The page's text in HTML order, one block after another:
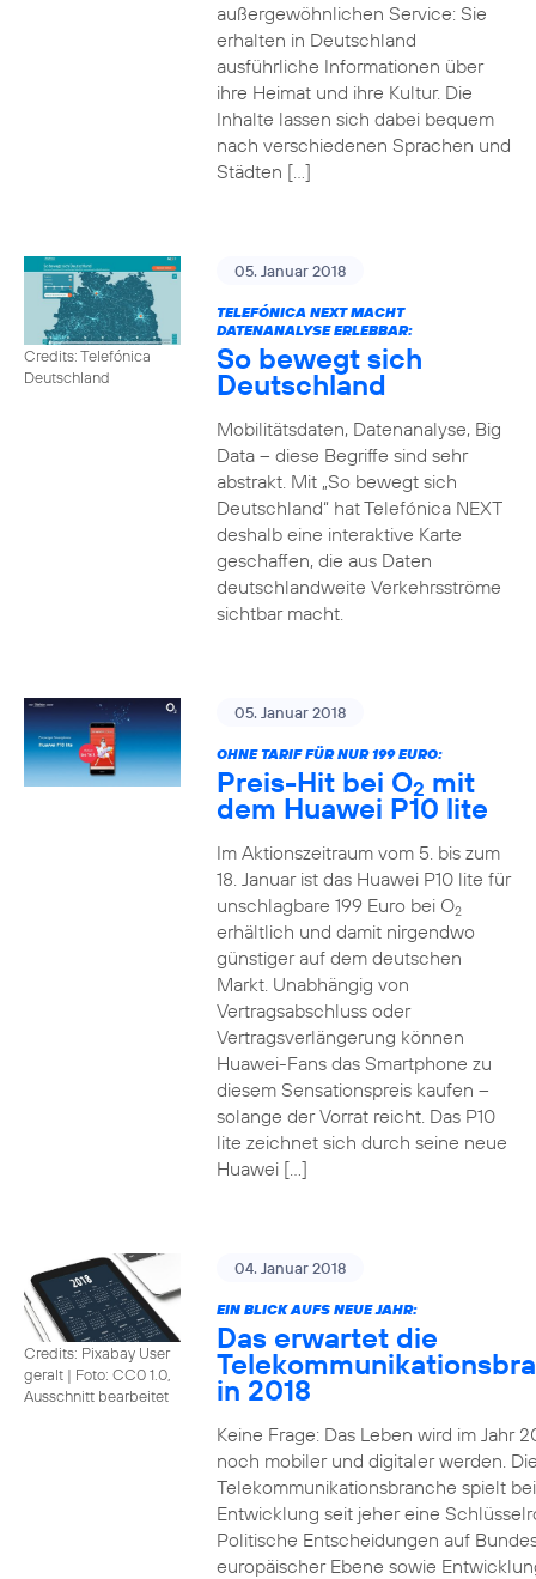
außergewöhnlichen Service: Sie
erhalten in Deutschland
ausführliche Informationen über
ihre Heimat und ihre Kultur. Die
Inhalte lassen sich dabei bequem
nach verschiedenen Sprachen und
Städten […]
Credits: Telefónica
Deutschland
05. Januar 2018
TELEFÓNICA NEXT MACHT
DATENANALYSE ERLEBBAR:
So bewegt sich
Deutschland
Mobilitätsdaten, Datenanalyse, Big
Data – diese Begriffe sind sehr
abstrakt. Mit „So bewegt sich
Deutschland“ hat Telefónica NEXT
deshalb eine interaktive Karte
geschaffen, die aus Daten
deutschlandweite Verkehrsströme
sichtbar macht.
05. Januar 2018
OHNE TARIF FÜR NUR 199 EURO:
Preis-Hit bei O2 mit
dem Huawei P10 lite
Im Aktionszeitraum vom 5. bis zum
18. Januar ist das Huawei P10 lite für
unschlagbare 199 Euro bei O2
erhältlich und damit nirgendwo
günstiger auf dem deutschen
Markt. Unabhängig von
Vertragsabschluss oder
Vertragsverlängerung können
Huawei-Fans das Smartphone zu
diesem Sensationspreis kaufen –
solange der Vorrat reicht. Das P10
lite zeichnet sich durch seine neue
Huawei […]
Credits: Pixabay User
geralt | Foto: CC0 1.0,
Ausschnitt bearbeitet
04. Januar 2018
EIN BLICK AUFS NEUE JAHR:
Das erwartet die
in 2018
Keine Frage: Das Leben wird im Jahr
noch mobiler und digitaler werden.
Telekommunikationsbranche spielt
Entwicklung seit jeher eine
Politische Entscheidungen auf
europäischer Ebene sowie